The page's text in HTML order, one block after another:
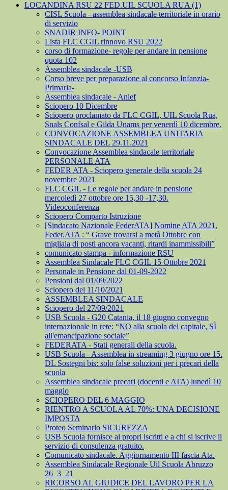
LOCANDINA RSU 22 FED.UIL SCUOLA RUA (1)
CISL Scuola - assemblea sindacale territoriale in orario
di servizio
SNADIR INFO- POINT
Lista FLC CGIL rinnovo RSU 2022
corso di formazione- regole per andare in pensione
quota 102
Assemblea sindacale -USB
Corso breve per preparazione al concorso Infanzia-
Primaria-
Assemblea sindacale - Anief
Sciopero 10 Dicembre
Sciopero proclamato da FLC CGIL, UIL Scuola Rua,
Snals Confsal e Gilda Unams per venerdì 10 dicembre.
CONVOCAZIONE ASSEMBLEA UNITARIA
SINDACALE DEL 29.11.2021
Convocazione Assemblea sindacale territoriale
PERSONALE ATA
FEDER ATA - Sciopero generale della scuola 24
novembre 2021
FLC CGIL - Le regole per andare in pensione
mercoledì 27 ottobre ore 15,30 -17,30.
Videoconferenza
Sciopero Comparto Istruzione
[Sindacato Nazionale FederATA] Nomine ATA 2021,
Feder.ATA : “ Grave trovarsi a metà Ottobre con
migliaia di posti ancora vacanti, ritardi inammissibili”
comunicato stampa - informazione RSU
Assemblea Sindacale FLC CGIL 15 Ottobre 2021
Personale in Pensione dal 01-09-2022
Pensioni dal 01/09/2022
Sciopero del 11/10/2021
ASSEMBLEA SINDACALE
Sciopero del 27/09/2021
USB Scuola - G20 Catania, il 18 giugno convegno
internazionale in rete: “NO alla scuola del capitale, SÌ
all'emancipazione sociale”
FEDERATA - Stati generali della scuola.
USB Scuola - Assemblea in streaming 3 giugno ore 15.
DL Sostegni bis: solo false soluzioni per i precari della
scuola
Assemblea sindacale precari (docenti e ATA) lunedì 10
maggio
SCIOPERO DEL 6 MAGGIO
RIENTRO A SCUOLA AL 70%: UNA DECISIONE
IMPOSTA
Proteo Seminario SICUREZZA
USB Scuola fornisce ai propri iscritti e a chi si iscrive il
servizio di consulenza gratuito.
Comunicato sindacale. Aggiornamento III fascia Ata.
Assemblea Sindacale Regionale Uil Scuola Abruzzo
26_3_21
RICORSO AL GIUDICE DEL LAVORO PER LA